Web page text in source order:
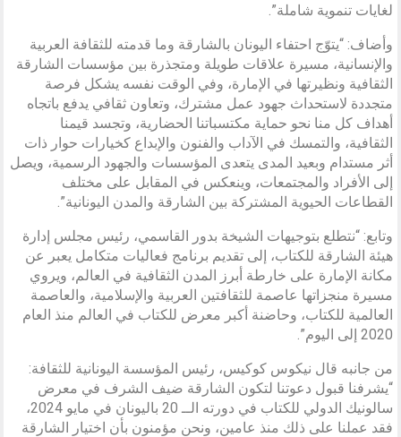
لغايات تنموية شاملة”.
وأضاف: “يتوّج احتفاء اليونان بالشارقة وما قدمته للثقافة العربية
والإنسانية، مسيرة علاقات طويلة ومتجذرة بين مؤسسات الشارقة
الثقافية ونظيرتها في الإمارة، وفي الوقت نفسه يشكل فرصة
متجددة لاستحداث جهود عمل مشترك، وتعاون ثقافي يدفع باتجاه
أهداف كل منا نحو حماية مكتسباتنا الحضارية، وتجسد قيمنا
الثقافية، والتمسك في الآداب والفنون والإبداع كخيارات حوار ذات
أثر مستدام وبعيد المدى يتعدى المؤسسات والجهود الرسمية، ويصل
إلى الأفراد والمجتمعات، وينعكس في المقابل على مختلف
القطاعات الحيوية المشتركة بين الشارقة والمدن اليونانية”.
وتابع: “نتطلع بتوجيهات الشيخة بدور القاسمي، رئيس مجلس إدارة
هيئة الشارقة للكتاب، إلى تقديم برنامج فعاليات متكامل يعبر عن
مكانة الإمارة على خارطة أبرز المدن الثقافية في العالم، ويروي
مسيرة منجزاتها عاصمة للثقافتين العربية والإسلامية، والعاصمة
العالمية للكتاب، وحاضنة أكبر معرض للكتاب في العالم منذ العام
2020 إلى اليوم”.
من جانبه قال نيكوس كوكيس، رئيس المؤسسة اليونانية للثقافة:
“يشرفنا قبول دعوتنا لتكون الشارقة ضيف الشرف في معرض
سالونيك الدولي للكتاب في ‏دورته الــ 20 باليونان في مايو 2024،
فقد عملنا على ذلك منذ عامين، ونحن مؤمنون بأن اختيار الشارقة